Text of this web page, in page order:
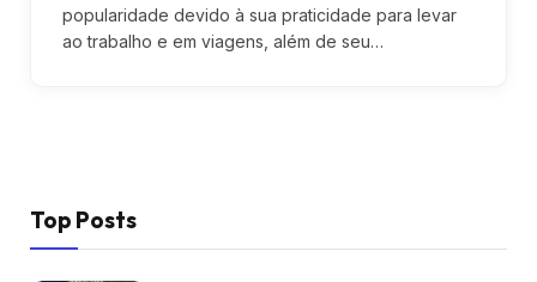
popularidade devido à sua praticidade para levar
ao trabalho e em viagens, além de seu…
Top Posts